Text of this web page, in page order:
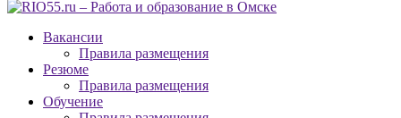
Вакансии
Правила размещения
Резюме
Правила размещения
Обучение